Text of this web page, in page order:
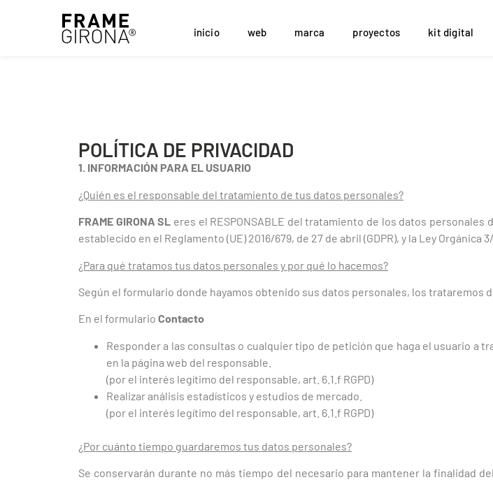
inicio web marca proyectos kit digital
POLÍTICA DE PRIVACIDAD
1. INFORMACIÓN PARA EL USUARIO
¿Quién es el responsable del tratamiento de tus datos personales?
FRAME GIRONA SL eres el RESPONSABLE del tratamiento de los datos
establecido en el Reglamento (UE) 2016/679, de 27 de abril (GDPR), y la Ley Orgánica
¿Para qué tratamos tus datos personales y por qué lo hacemos?
Según el formulario donde hayamos obtenido sus datos personales, los trataremos
En el formulario Contacto
Responder a las consultas o cualquier tipo de petición que haga el usuario a
en la página web del responsable.
(por el interés legítimo del responsable, art. 6.1.f RGPD)
Realizar análisis estadísticos y estudios de mercado.
(por el interés legítimo del responsable, art. 6.1.f RGPD)
¿Por cuánto tiempo guardaremos tus datos personales?
Se conservarán durante no más tiempo del necesario para mantener la finalidad